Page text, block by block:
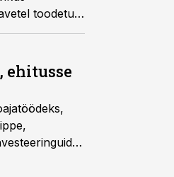
toodetud
ehitusse